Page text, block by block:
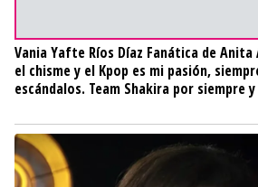
Vania Yafte Ríos Díaz Fanática de
el chisme y el Kpop es mi pasión,
escándalos. Team Shakira por siempre